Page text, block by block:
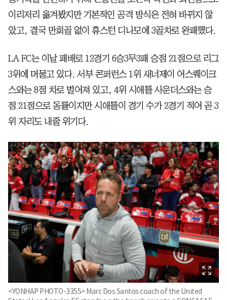
이리저리 옮겨봤지만 기본적인 공격 방식은 전혀 바뀌지 않
았고, 결국 만회골 없이 휴스턴 디나모에 3골차로 완패했다.
LA FC는 이날 패배로 12경기 6승3무3패 승점 21점으로 리그
3위에 머물고 있다. 서부 콘퍼런스 1위 새너제이 어스퀘이크
스와는 8점 차로 벌어져 있고, 4위 시애틀 사운더스와는 승
점 21점으로 동률이지만 시애틀이 경기 수가 2경기 적어 곧 3
위 자리도 내줄 위기다.
<YONHAP PHOTO-3355> Marc Dos Santos coach of the United